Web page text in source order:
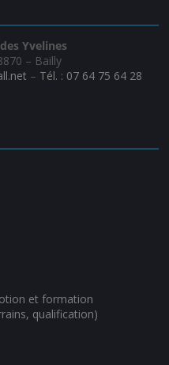
Yvelines
– Bailly
– Tél. : 07 64 75 64 28
et formation
qualification)